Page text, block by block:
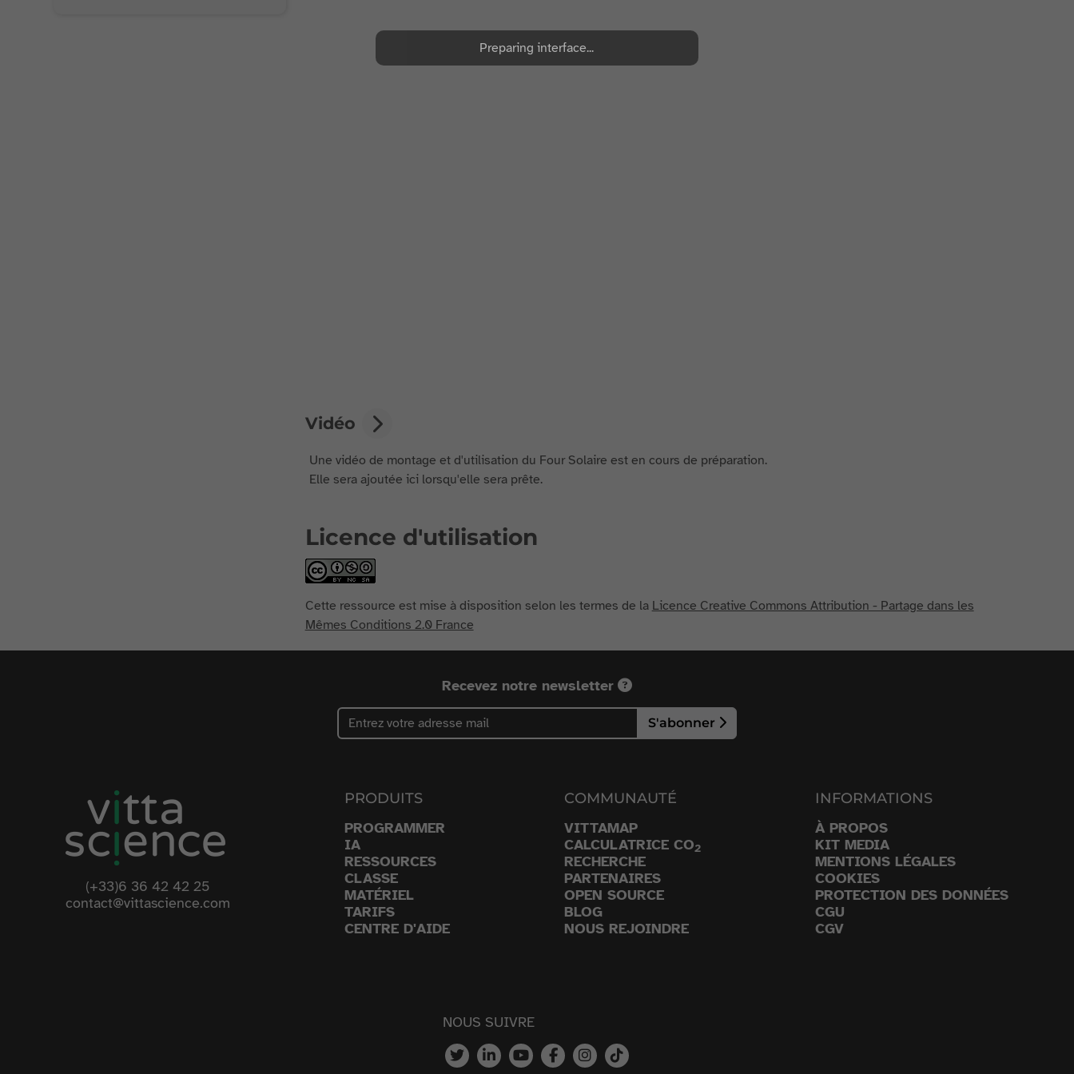
Vidéo
Une vidéo de montage et d'utilisation du Four Solaire est en cours de préparation.
Elle sera ajoutée ici lorsqu'elle sera prête.
Licence d'utilisation
Cette ressource est mise à disposition selon les termes de la Licence Creative Commons Attribution - Partage dans les
Mêmes Conditions 2.0 France
Recevez notre newsletter
S'abonner
(+33)6 36 42 42 25
contact@vittascience.com
PRODUITS
PROGRAMMER
IA
RESSOURCES
CLASSE
MATÉRIEL
TARIFS
CENTRE D'AIDE
COMMUNAUTÉ
VITTAMAP
CALCULATRICE CO2
RECHERCHE
PARTENAIRES
OPEN SOURCE
BLOG
NOUS REJOINDRE
INFORMATIONS
À PROPOS
KIT MEDIA
MENTIONS LÉGALES
COOKIES
PROTECTION DES DONNÉES
CGU
CGV
NOUS SUIVRE
Preparing interface...